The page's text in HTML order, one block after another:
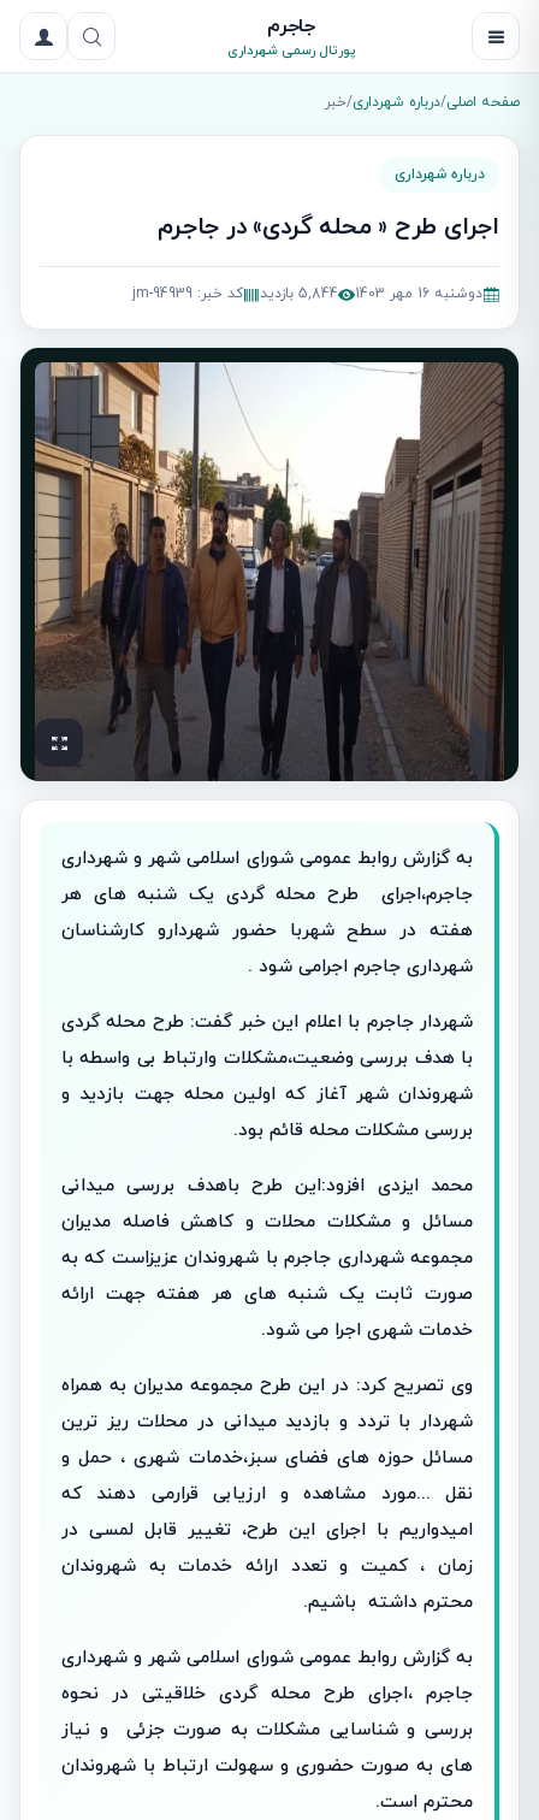
جاجرم
پورتال رسمی شهرداری
صفحه اصلی/درباره شهرداری/خبر
درباره شهرداری
اجرای طرح « محله گردی» در جاجرم
دوشنبه 16 مهر 1403 5,844 بازدید کد خبر: jm-94939
به گزارش روابط عمومی شورای اسلامی شهر و شهرداری
جاجرم،اجرای طرح محله گردی یک شنبه های هر
هفته در سطح شهربا حضور شهردارو کارشناسان
شهرداری جاجرم اجرامی شود .
شهردار جاجرم با اعلام این خبر گفت: طرح محله گردی
با هدف بررسی وضعیت،مشکلات وارتباط بی واسطه با
شهروندان شهر آغاز که اولین محله جهت بازدید و
بررسی مشکلات محله قائم بود.
محمد ایزدی افزود:این طرح باهدف بررسی میدانی
مسائل و مشکلات محلات و کاهش فاصله مدیران
مجموعه شهرداری جاجرم با شهروندان عزیزاست که به
صورت ثابت یک شنبه های هر هفته جهت ارائه
خدمات شهری اجرا می شود.
وی تصریح کرد: در این طرح مجموعه مدیران به همراه
شهردار با تردد و بازدید میدانی در محلات ریز ترین
مسائل حوزه های فضای سبز،خدمات شهری ، حمل و
نقل ...مورد مشاهده و ارزیابی قرارمی دهند که
امیدواریم با اجرای این طرح، تغییر قابل لمسی در
زمان ، کمیت و تعدد ارائه خدمات به شهروندان
محترم داشته باشیم.
به گزارش روابط عمومی شورای اسلامی شهر و شهرداری
جاجرم ،اجرای طرح محله گردی خلاقیتی در نحوه
بررسی و شناسایی مشکلات به صورت جزئی و نیاز
های به صورت حضوری و سهولت ارتباط با شهروندان
محترم است.